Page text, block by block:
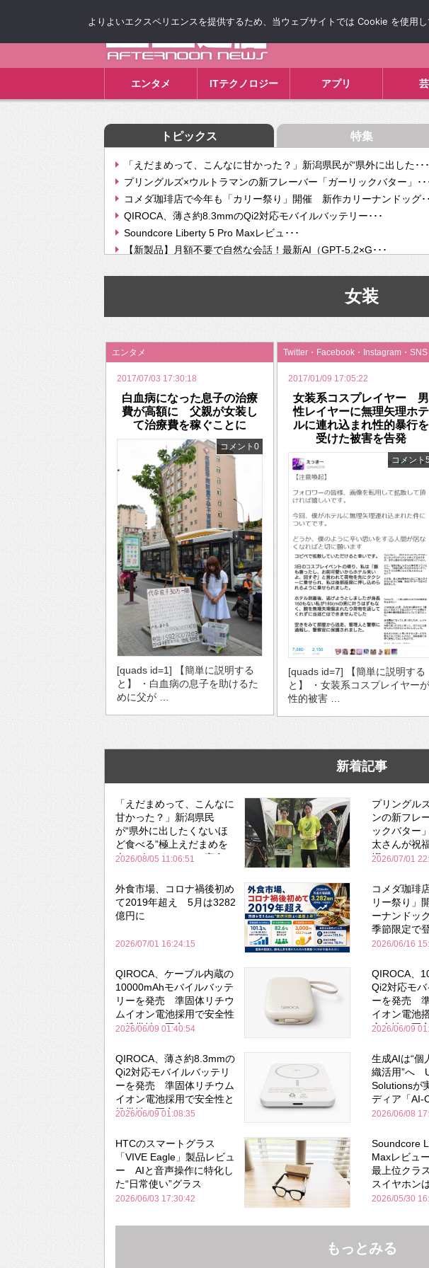
エンタメ ITテクノロジー アプリ
トピックス 特集
「えだまめって、こんなに甘かった？」新潟県民が“県外に出した･･･
プリングルズ×ウルトラマンの新フレーバー「ガーリックバター」･･
コメダ珈琲店で今年も「カリー祭り」開催 新作カリーナンドッグ･
QIROCA、薄さ約8.3mmのQi2対応モバイルバッテリー･･･
Soundcore Liberty 5 Pro Maxレビュ･･･
【新製品】月額不要で自然な会話！最新AI（GPT-5.2×G･･･
【次世代の没入感と生産性】VITURE Luma Ultra･･･
挫折率8割の壁をAIで突破。ジャストシステム、”自分が今話し･･･
2026年のバレンタインは「自分で作って、想いを渡す」 TE･･･
女装
エンタメ
2017/07/03 17:30:18
白血病になった息子の治療
費が高額に 父親が女装し
て治療費を稼ぐことに
コメント0
[quads id=1] 【簡単に説明する
と】 ・白血病の息子を助けるた
めに父が …
Twitter・Facebook・Instagram・SNS
2017/01/09 17:05:22
女装系コスプレイヤー 男
性レイヤーに無理矢理ホテ
ルに連れ込まれ性的暴行を
受けた被害を告発
コメント5
[quads id=7] 【簡単に説明する
と】 ・女装系コスプレイヤーが
性的被害 …
新着記事
「えだまめって、こんなに
甘かった？」新潟県民
が“県外に出したくないほ
ど食べる”極上えだまめを
森のビアガーデンで実食
2026/08/05 11:06:51
プリングル
ンの新フレ
ックバター
太さんが祝
場
2026/07/01
外食市場、コロナ禍後初め
て2019年超え 5月は3282
億円に
2026/07/01 16:24:15
コメダ珈琲
リー祭り」
ーナンドッ
季節限定で
2026/06/16
QIROCA、ケーブル内蔵の
10000mAhモバイルバッテ
リーを発売 準固体リチウ
ムイオン電池採用で安全性
と携帯性を両立
2026/06/09 01:40:54
QIROCA、
Qi2対応モバ
ーを発売
イオン電池
安全性を両
2026/06/09
QIROCA、薄さ約8.3mmの
Qi2対応モバイルバッテリ
ーを発売 準固体リチウム
イオン電池採用で安全性と
携帯性を両立
2026/06/09 01:08:35
生成AIは“個
織活用”へ
Solutionsが
ディア「AI-
2026/06/08
HTCのスマートグラス
「VIVE Eagle」製品レビュ
ー AIと音声操作に特化し
た“日常使い”グラス
2026/06/03 17:30:42
Soundcore
Maxレビュ
最上位クラ
スイヤホン
づらいくら
Bose並み
2026/05/30
もっとみる
よりよいエクスペリエンスを提供するため、当ウェブサイトでは Cookie を使用